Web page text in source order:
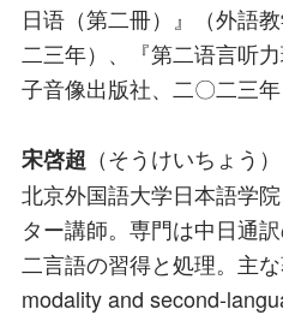
日语（第二冊）』（外語
二三年）、『第二语言听
子音像出版社、二〇二三年
宋啓超 （そうけいちょう）
北京外国語大学日本語学
ター講師。専門は中日通
二言語の習得と処理。主
modality and second-